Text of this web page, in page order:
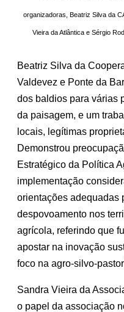
organizadoras, Beatriz Silva da
Vieira da Atlântica e Sérgio
Beatriz Silva da
Valdevez e Ponte da
dos baldios para várias
da paisagem, e um
locais, legítimas
Demonstrou
Estratégico da Política
implementação
orientações adequadas
despovoamento nos
agrícola, referindo que
apostar na inovação
foco na agro-silvo-
Sandra Vieira da
o papel da associação